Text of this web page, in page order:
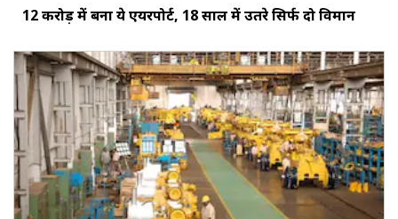
12 करोड़ में बना ये एयरपोर्ट, 18 साल में उतरे सिर्फ दो विमान